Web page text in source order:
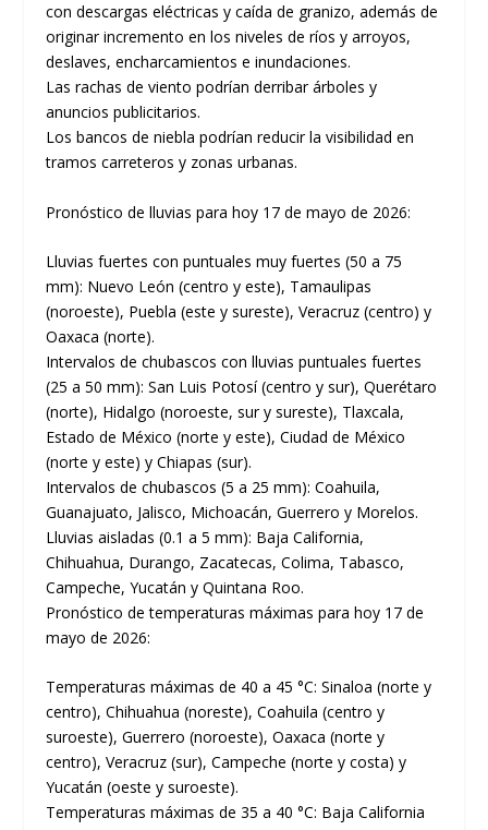
con descargas eléctricas y caída de granizo, además de
originar incremento en los niveles de ríos y arroyos,
deslaves, encharcamientos e inundaciones.
Las rachas de viento podrían derribar árboles y
anuncios publicitarios.
Los bancos de niebla podrían reducir la visibilidad en
tramos carreteros y zonas urbanas.
Pronóstico de lluvias para hoy 17 de mayo de 2026:
Lluvias fuertes con puntuales muy fuertes (50 a 75
mm): Nuevo León (centro y este), Tamaulipas
(noroeste), Puebla (este y sureste), Veracruz (centro) y
Oaxaca (norte).
Intervalos de chubascos con lluvias puntuales fuertes
(25 a 50 mm): San Luis Potosí (centro y sur), Querétaro
(norte), Hidalgo (noroeste, sur y sureste), Tlaxcala,
Estado de México (norte y este), Ciudad de México
(norte y este) y Chiapas (sur).
Intervalos de chubascos (5 a 25 mm): Coahuila,
Guanajuato, Jalisco, Michoacán, Guerrero y Morelos.
Lluvias aisladas (0.1 a 5 mm): Baja California,
Chihuahua, Durango, Zacatecas, Colima, Tabasco,
Campeche, Yucatán y Quintana Roo.
Pronóstico de temperaturas máximas para hoy 17 de
mayo de 2026:
Temperaturas máximas de 40 a 45 °C: Sinaloa (norte y
centro), Chihuahua (noreste), Coahuila (centro y
suroeste), Guerrero (noroeste), Oaxaca (norte y
centro), Veracruz (sur), Campeche (norte y costa) y
Yucatán (oeste y suroeste).
Temperaturas máximas de 35 a 40 °C: Baja California